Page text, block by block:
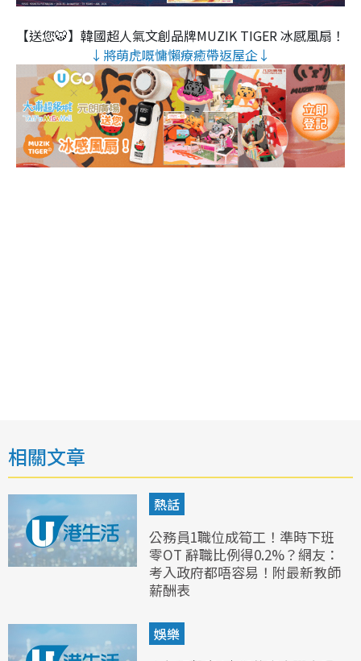
【送您🐯】韓國超人氣文創品牌MUZIK TIGER 冰感風扇！
↓將萌虎嘅慵懶療癒帶返屋企↓
相關文章
熱話
公務員1職位成筍工！準時下班
零OT 辭職比例得0.2%？網友：
考入政府都唔容易！附最新教師
薪酬表
娛樂